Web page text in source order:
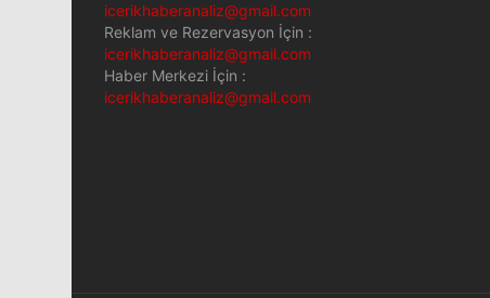
icerikhaberanaliz@gmail.com
Reklam ve Rezervasyon İçin :
icerikhaberanaliz@gmail.com
Haber Merkezi İçin :
icerikhaberanaliz@gmail.com